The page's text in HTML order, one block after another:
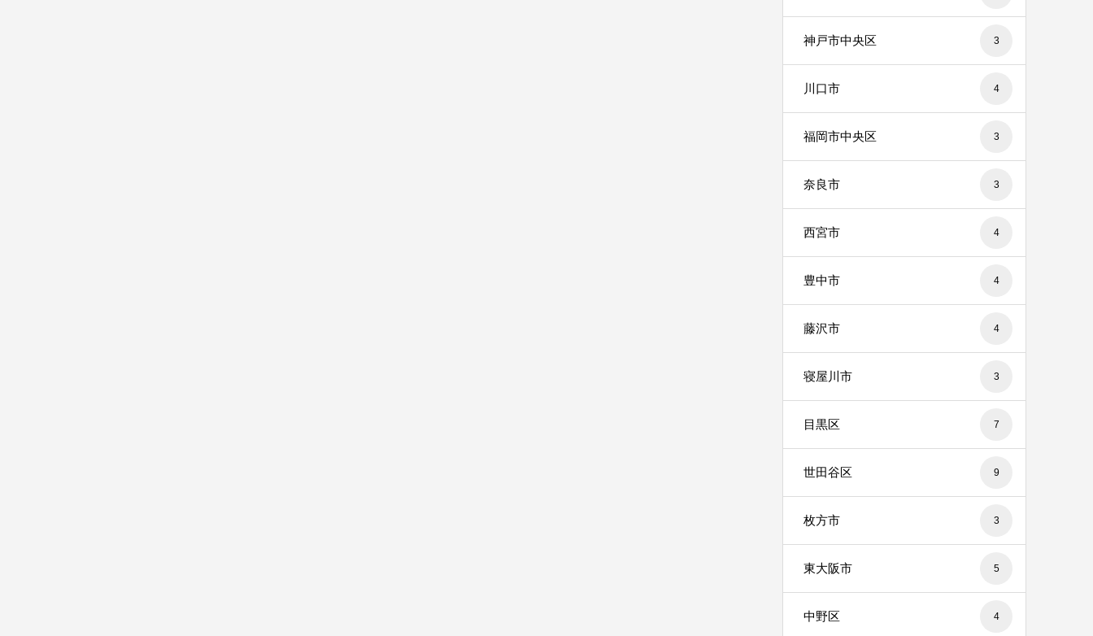
神戸市中央区 3
川口市 4
福岡市中央区 3
奈良市 3
西宮市 4
豊中市 4
藤沢市 4
寝屋川市 3
目黒区 7
世田谷区 9
枚方市 3
東大阪市 5
中野区 4